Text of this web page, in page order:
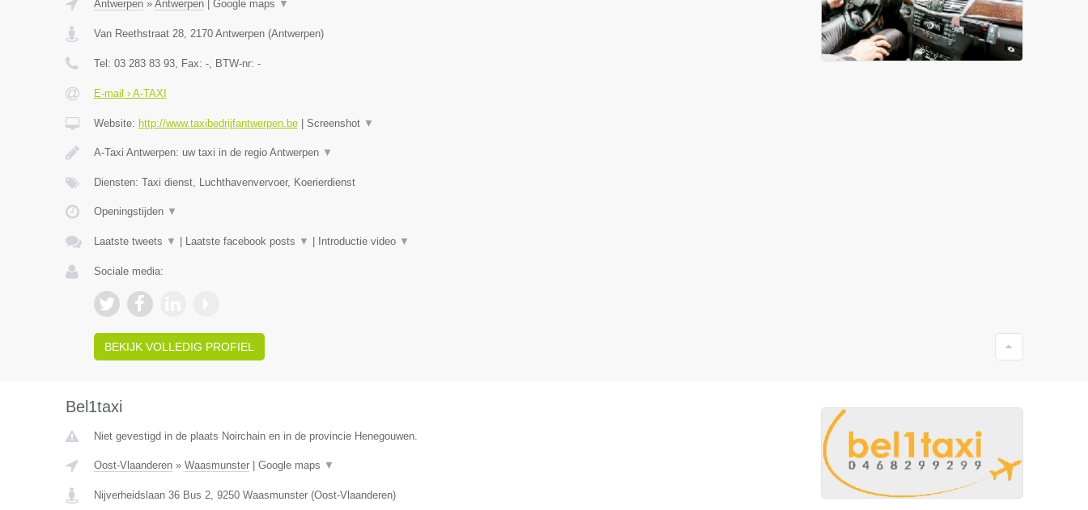
Antwerpen» Antwerpen| Google maps ▼
Van Reethstraat 28, 2170 Antwerpen(Antwerpen)
Tel: 03 283 83 93, Fax: -, BTW-nr: -
E-mail › A-TAXI
Website: http://www.taxibedrijfantwerpen.be| Screenshot ▼
A-Taxi Antwerpen: uw taxi in de regio Antwerpen ▼
Diensten: Taxi dienst, Luchthavenvervoer, Koerierdienst
Openingstijden ▼
Laatste tweets ▼ Laatste facebook posts ▼ Introductie video ▼
Sociale media:
BEKIJK VOLLEDIG PROFIEL
Bel1taxi
Niet gevestigd in de plaats Noirchain en in de provincie Henegouwen.
Oost-Vlaanderen» Waasmunster| Google maps ▼
Nijverheidslaan 36 Bus 2, 9250 Waasmunster(Oost-Vlaanderen)